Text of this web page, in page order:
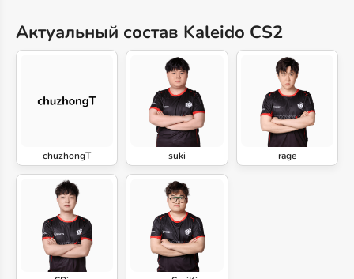
Актуальный состав Kaleido CS2
chuzhongT suki rage